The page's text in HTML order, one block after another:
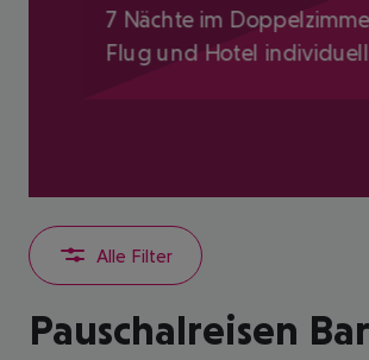
7 Nächte im
Flug und Hotel
Alle Filter
Pauschalreisen